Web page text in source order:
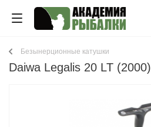
Безынерционные катушки
Daiwa Legalis 20 LT (2000)